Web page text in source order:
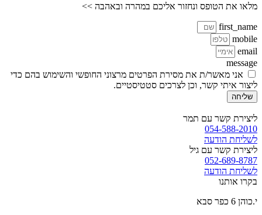
מלאו את הטופס ונחזור אליכם במהרה ובאהבה >>
first_name
mobile
email
message
אני מאשר/ת את מסירת הפרטים מרצוני החופשי והשימוש בהם כדי
ליצור איתי קשר, וכן לצרכים סטטיסטיים.
שליחה
ליצירת קשר עם תמר
054-588-2010
לשליחת הודעה
ליצירת קשר עם גיל
052-689-8787
לשליחת הודעה
בקרו אותנו
י.כוהן 6 כפר סבא